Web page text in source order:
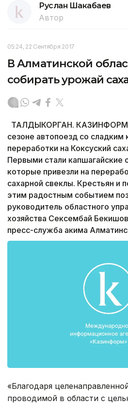
Руслан Шакабаев
Автор
05:24, 22 Сентября 2017
В Алматинской
собирать урожай
ТАЛДЫКОРГАН. КАЗИНФОРМ
сезоне автопоезд со
переработки на Коксуский
Первыми стали капшагайские
которые привезли на
сахарной свеклы. Крестьян и
этим радостным событием
руководитель областного
хозяйства Сексембай
пресс-служба акима
«Благодаря
проводимой в области с